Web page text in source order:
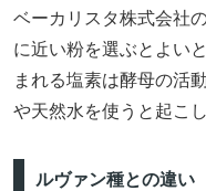
ベーカリスタ株式会社
に近い粉を選ぶとよい
まれる塩素は酵母の活
や天然水を使うと起こ
ルヴァン種との違い